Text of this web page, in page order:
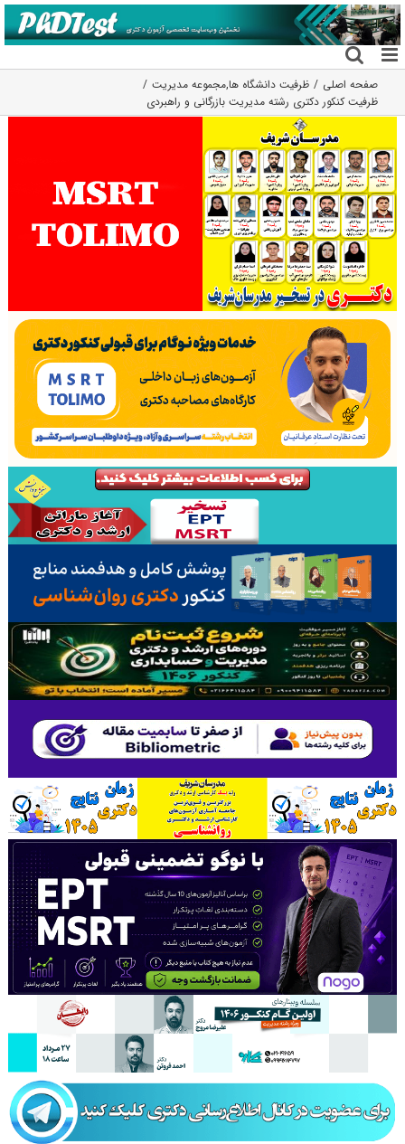
رفتن
به
محتوا
صفحه اصلی ظرفیت دانشگاه ها,مجموعه مدیریت
ظرفیت کنکور دکتری رشته ﻣﺪﻳﺮﻳﺖ ﺑﺎزرﮔﺎنی و راﻫﺒﺮدی